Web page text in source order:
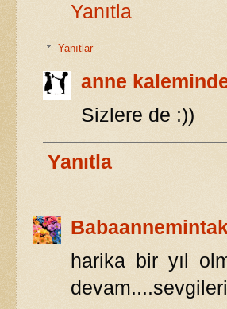
Yanıtla
Yanıtlar
anne
Sizlere de :))
Yanıtla
harika bir yıl